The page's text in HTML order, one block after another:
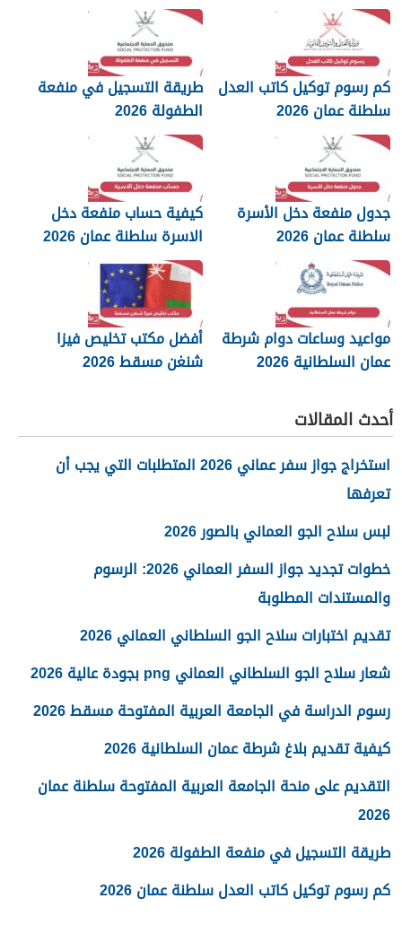
كم رسوم توكيل كاتب العدل
سلطنة عمان 2026
طريقة التسجيل في منفعة
الطفولة 2026
جدول منفعة دخل الأسرة
سلطنة عمان 2026
كيفية حساب منفعة دخل
الاسرة سلطنة عمان 2026
مواعيد وساعات دوام شرطة
عمان السلطانية 2026
أفضل مكتب تخليص فيزا
شنغن مسقط 2026
أحدث المقالات
استخراج جواز سفر عماني 2026 المتطلبات التي يجب أن
تعرفها
لبس سلاح الجو العماني بالصور 2026
خطوات تجديد جواز السفر العماني 2026: الرسوم
والمستندات المطلوبة
تقديم اختبارات سلاح الجو السلطاني العماني 2026
شعار سلاح الجو السلطاني العماني png بجودة عالية 2026
رسوم الدراسة في الجامعة العربية المفتوحة مسقط 2026
كيفية تقديم بلاغ شرطة عمان السلطانية 2026
التقديم على منحة الجامعة العربية المفتوحة سلطنة عمان
2026
طريقة التسجيل في منفعة الطفولة 2026
كم رسوم توكيل كاتب العدل سلطنة عمان 2026